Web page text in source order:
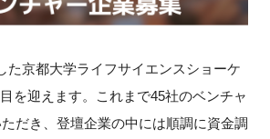
た京都大学ライフサイエンスショーケ
を迎えます。これまで45社のベンチャ
だき、登壇企業の中には順調に資金調